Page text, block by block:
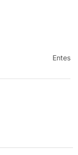
Entes